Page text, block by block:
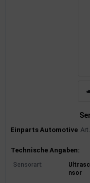
Einparts Automotive
Technische Angaben:
Sensorart
nsor